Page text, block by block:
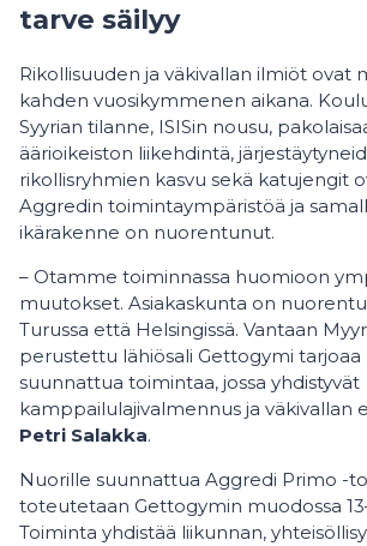
tarve säilyy
Rikollisuuden ja väkivallan ilmiöt ovat
kahden vuosikymmenen aikana.
Syyrian tilanne, ISISin nousu,
äärioikeiston liikehdintä,
rikollisryhmien kasvu sekä katujengit
Aggredin toimintaympäristöä ja
ikärakenne on nuorentunut.
– Otamme toiminnassa huomioon
muutokset. Asiakaskunta on
Turussa että Helsingissä. Vantaan
perustettu lähiösali Gettogymi
suunnattua toimintaa, jossa yhdistyvät
kamppailulajivalmennus ja väkivallan
Petri Salakka.
Nuorille suunnattua Aggredi Primo -
toteutetaan Gettogymin muodossa
Toiminta yhdistää liikunnan,